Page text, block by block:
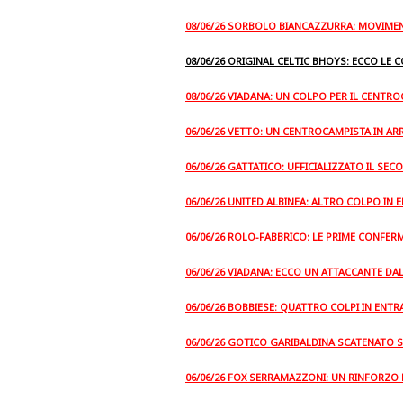
08/06/26 SORBOLO BIANCAZZURRA:
08/06/26 ORIGINAL CELTIC BHOYS: ECCO LE
08/06/26 VIADANA: UN COLPO PER IL
06/06/26 VETTO: UN CENTROCAMPISTA IN
06/06/26 GATTATICO: UFFICIALIZZATO IL
06/06/26 UNITED ALBINEA: ALTRO COLPO IN
06/06/26 ROLO-FABBRICO: LE PRIME
06/06/26 VIADANA: ECCO UN ATTACCANTE
06/06/26 BOBBIESE: QUATTRO COLPI IN
06/06/26 GOTICO GARIBALDINA SCATENATO
06/06/26 FOX SERRAMAZZONI: UN RINFORZO